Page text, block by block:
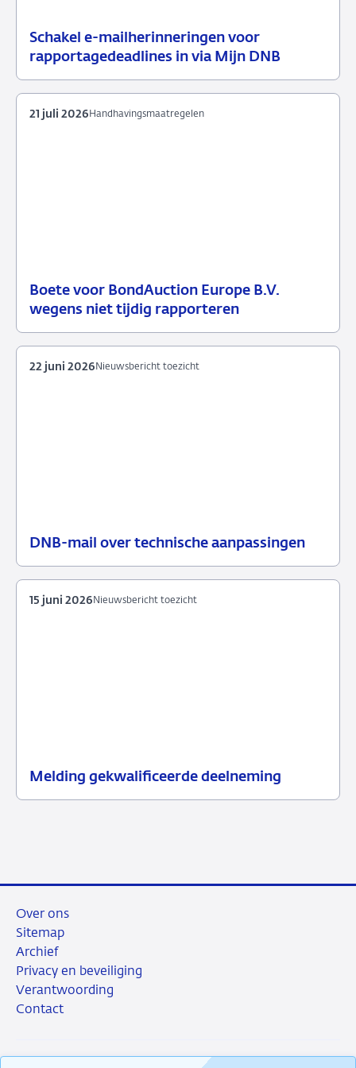
Schakel e-mailherinneringen voor
rapportagedeadlines in via Mijn DNB
21
Nieuwsbericht
Boete voor BondAuction Europe B.V.
wegens niet tijdig rapporteren
21
Handhavingsmaatregelen
Handhavingsmaatregelen
21 juli 2026
DNB-mail over technische aanpassingen
2026
Nieuwsbericht toezicht
22 juni 2026
Melding gekwalificeerde deelneming
Nieuwsbericht toezicht
15 juni 2026
Over ons
Sitemap
Archief
Privacy en beveiliging
Verantwoording
Contact